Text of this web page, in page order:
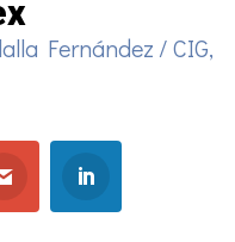
Fernández /CIG,